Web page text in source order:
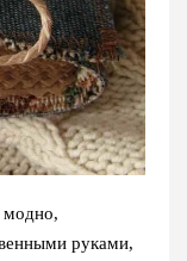
модно,
руками,